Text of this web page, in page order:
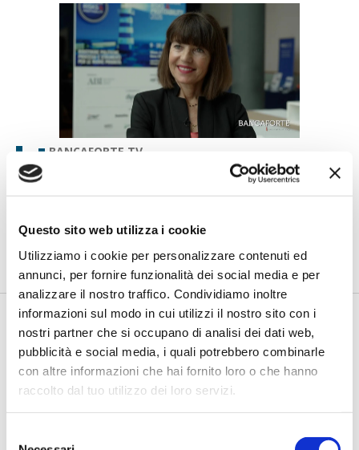
Questo sito web utilizza i cookie
Utilizziamo i cookie per personalizzare contenuti ed
annunci, per fornire funzionalità dei social media e per
analizzare il nostro traffico. Condividiamo inoltre
informazioni sul modo in cui utilizzi il nostro sito con i
nostri partner che si occupano di analisi dei dati web,
pubblicità e social media, i quali potrebbero combinarle
con altre informazioni che hai fornito loro o che hanno
raccolto dal tuo utilizzo dei loro servizi.
BANCAFORTE TV
Petrella (BPER Banca): “La GenAI
rafforza i controlli e valorizza il
di Flavio Padovan, Maddalena Libertini -
secondo livello più strutturati, standardizzati e capaci di le...